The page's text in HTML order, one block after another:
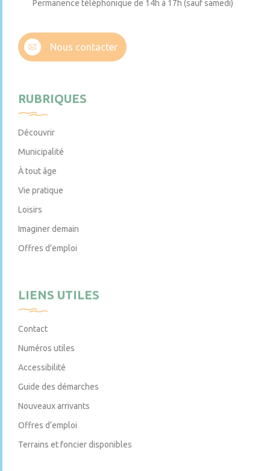
Permanence téléphonique de 14h à 17h (sauf samedi)
Nous contacter
RUBRIQUES
Découvrir
Municipalité
À tout âge
Vie pratique
Loisirs
Imaginer demain
Offres d’emploi
LIENS UTILES
Contact
Numéros utiles
Accessibilité
Guide des démarches
Nouveaux arrivants
Offres d’emploi
Terrains et foncier disponibles